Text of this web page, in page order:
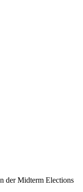
der Midterm Elections